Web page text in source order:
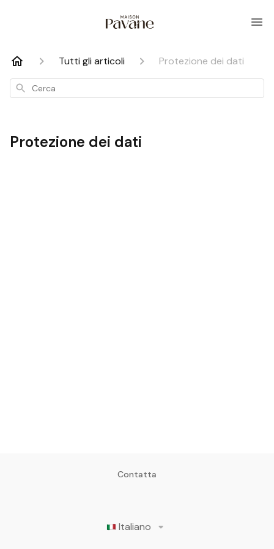
Tutti gli articoli Protezione dei dati
Cerca
Protezione dei dati
Contatta
Italiano